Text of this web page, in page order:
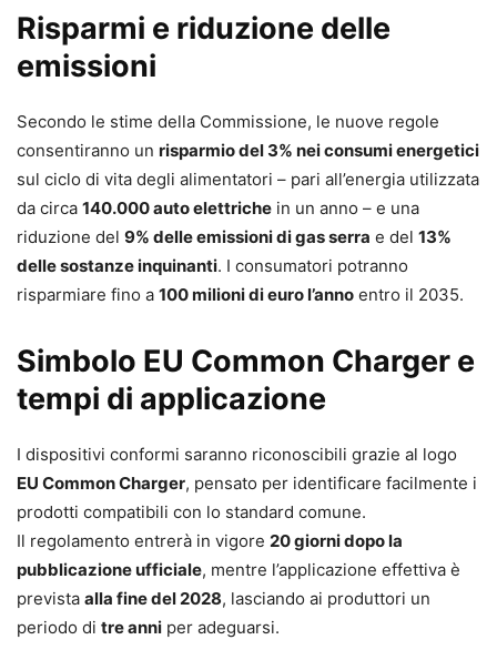
Risparmi e riduzione delle
emissioni
Secondo le stime della Commissione, le nuove regole
consentiranno un risparmio del 3% nei consumi energetici
sul ciclo di vita degli alimentatori – pari all’energia utilizzata
da circa 140.000 auto elettriche in un anno – e una
riduzione del 9% delle emissioni di gas serra e del 13%
delle sostanze inquinanti. I consumatori potranno
risparmiare fino a 100 milioni di euro l’anno entro il 2035.
Simbolo EU Common Charger e
tempi di applicazione
I dispositivi conformi saranno riconoscibili grazie al logo
EU Common Charger, pensato per identificare facilmente i
prodotti compatibili con lo standard comune.
Il regolamento entrerà in vigore 20 giorni dopo la
pubblicazione ufficiale, mentre l’applicazione effettiva è
prevista alla fine del 2028, lasciando ai produttori un
periodo di tre anni per adeguarsi.